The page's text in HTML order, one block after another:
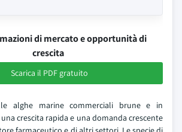
di mercato e opportunità di
crescita
Scarica il PDF gratuito
alghe marine commerciali brune e in
crescita rapida e una domanda crescente